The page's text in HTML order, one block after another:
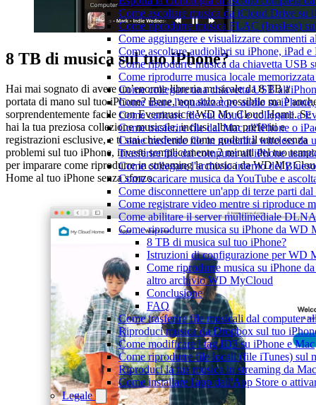
Come ascoltare musica da iCloud Drive su
Come riprodurre musica FLAC (lossless)
Come aggiungere e visualizzare commenti
Come ascoltare audiolibri su iPhone, iPad
Come riprodurre musica da chiavetta USB
Come riprodurre musica locale
Come collegare una chiavetta USB
Come usare l'equalizzatore audio su
Come caricare file sul cloud e collegarli a
Come trasferire file dal Mac all'iPhone o
Come trasferire file in modalità wireless da
Trasferire file dal computer all'iPhone
Come collegare l'archivio interno del
Come scaricare musica da YouTube e
Come disconnettere un'app di terze parti
Come registrare video mentre si riproduce
Come abilitare il server multimediale
Come riprodurre musica su iPhone da WD
8 TB di musica sul tuo iPhone?
Istruzioni di configurazione per WD
Come riprodurre musica su iPhone
altro archivio WD MyCloud
Conclusione
FAQ
Come trasferire file musicali dal computer
Riproduci musica da Dropbox sul tuo
Come modificare i tag ID3 su iPhone e Mac
Come riprodurre file locali (file iTunes) sul
Riproduci la tua musica in streaming da
Come installare l'app dall'App Store o
Legale
8 TB di musica sul tuo iPhone?
Hai mai sognato di avere un’enorme libreria musicale da 8 TB a
portata di mano sul tuo iPhone? Bene, non solo è possibile ma è
sorprendentemente facile con Evermusic e WD My Cloud Home. Se
hai la tua preziosa collezione musicale, inclusi album preferiti e
registrazioni esclusive, e ti stai chiedendo come goderti il tutto senza
problemi sul tuo iPhone, investi semplicemente 2 minuti del tuo
per imparare come riprodurre in streaming la musica da WD My
Home al tuo iPhone senza sforzo.